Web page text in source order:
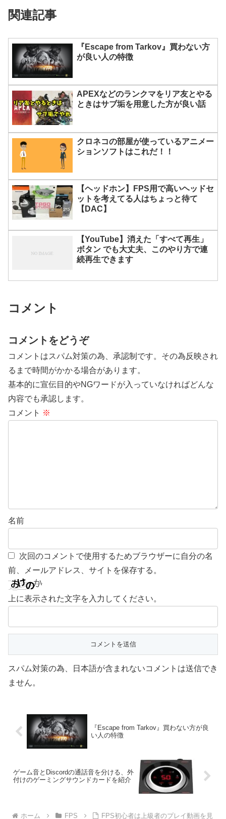
関連記事
『Escape from Tarkov』買わない方
が良い人の特徴
APEXなどのランクマをリア友とやる
ときはサブ垢を用意した方が良い話
クロネコの部屋が使っているアニメー
ションソフトはこれだ！！
【ヘッドホン】FPS用で高いヘッドセ
ットを考えてる人はちょっと待て
【DAC】
【YouTube】消えた「すべて再生」
ボタン でも大丈夫、このやり方で連
続再生できます
コメント
コメントをどうぞ
コメントはスパム対策の為、承認制です。その為反映され
るまで時間がかかる場合があります。
基本的に宣伝目的やNGワードが入っていなければどんな
内容でも承認します。
コメント ※
名前
次回のコメントで使用するためブラウザーに自分の名
前、メールアドレス、サイトを保存する。
上に表示された文字を入力してください。
スパム対策の為、日本語が含まれないコメントは送信でき
ません。
『Escape from Tarkov』買わない方が良
い人の特徴
ゲーム音とDiscordの通話音を分ける、外
付けのゲーミングサウンドカードを紹介
ホーム FPS FPS初心者は上級者のプレイ動画を見